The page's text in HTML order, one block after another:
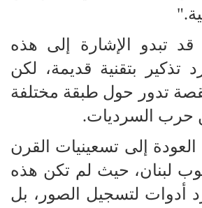
قد تبدو الإشارة إلى هذه
تذكير بتقنية قديمة، لكن
تدور حول طبقة مختلفة
حرب السرديات.
العودة إلى تسعينيات القرن
لبنان، حيث لم تكن هذه
أدوات لتسجيل الصور، بل